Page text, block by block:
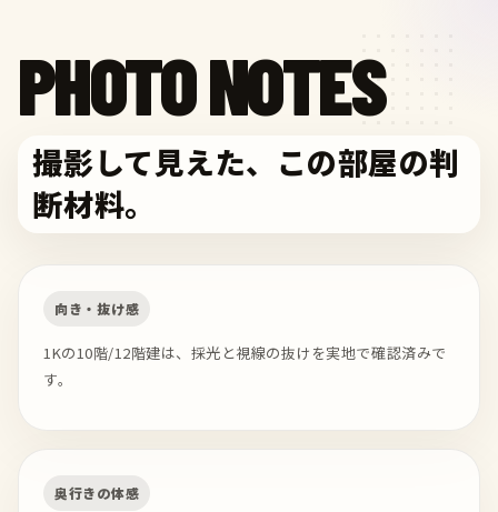
PHOTO NOTES
撮影して見えた、この部屋の判
断材料。
向き・抜け感
1Kの10階/12階建は、採光と視線の抜けを実地で確認済みで
す。
奥行きの体感